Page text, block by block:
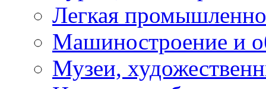
Легкая
Машиностроение и
Музеи,